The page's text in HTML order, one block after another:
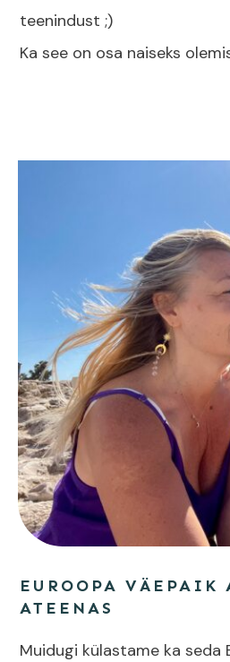
teenindust ;)
Ka see on osa naiseks
EUROOPA VÄEPAIK
ATEENAS
Muidugi külastame ka seda